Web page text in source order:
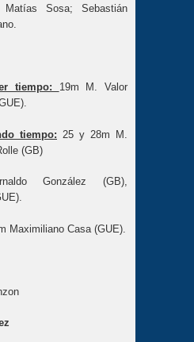
Matías Sosa; Sebastián
tiempo: 19m M. Valor
tiempo: 25 y 28m M.
(GB)
González (GB),
Maximiliano Casa (GUE).